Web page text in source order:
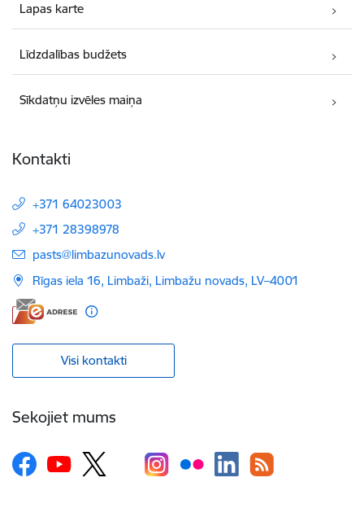
Lapas karte
Līdzdalības budžets
Sīkdatņu izvēles maiņa
Kontakti
+371 64023003
+371 28398978
E-pasts:
pasts@limbazunovads.lv
Rīgas iela 16, Limbaži, Limbažu novads, LV–4001
Visi kontakti
Sekojiet mums